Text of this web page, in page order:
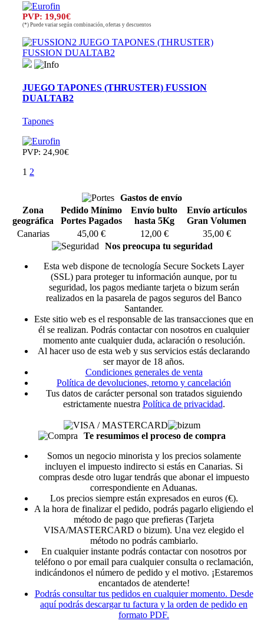
PVP: 19,90€
(*) Puede variar según combinación, ofertas y descuentos
JUEGO TAPONES (THRUSTER) FUSSION
DUALTAB2
Tapones
PVP: 24,90€
1 2
Gastos de envío
Zona
geográfica
Pedido Mínimo
Portes Pagados
Envío bulto
hasta 5Kg
Envío artículos
Gran Volumen
Canarias
45,00 € 12,00 €
35,00 €
Nos preocupa tu seguridad
Esta web dispone de tecnología Secure Sockets Layer
(SSL) para proteger tu información aunque, por tu
seguridad, los pagos mediante tarjeta o bizum serán
realizados en la pasarela de pagos seguros del Banco
Santander.
Este sitio web es el responsable de las transacciones que en
él se realizan. Podrás contactar con nosotros en cualquier
momento ante cualquier duda, aclaración o resolución.
Al hacer uso de esta web y sus servicios estás declarando
ser mayor de 18 años.
Condiciones generales de venta
Política de devoluciones, retorno y cancelación
Tus datos de carácter personal son tratados siguiendo
estrictamente nuestra Política de privacidad.
Te resumimos el proceso de compra
Somos un negocio minorista y los precios solamente
incluyen el impuesto indirecto si estás en Canarias. Si
compras desde otro lugar tendrás que abonar el impuesto
correspondiente en Aduanas.
Los precios siempre están expresados en euros (€).
A la hora de finalizar el pedido, podrás pagarlo eligiendo el
método de pago que prefieras (Tarjeta
VISA/MASTERCARD o bizum). Una vez elegido el
método no podrás cambiarlo.
En cualquier instante podrás contactar con nosotros por
teléfono o por email para cualquier consulta o reclamación,
indicándonos el número de pedido y el motivo. ¡Estaremos
encantados de atenderte!
Podrás consultar tus pedidos en cualquier momento. Desde
aquí podrás descargar tu factura y la orden de pedido en
formato PDF.